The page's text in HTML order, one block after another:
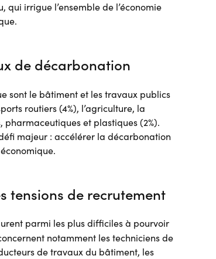
irrigue l’ensemble de l’économie
de décarbonation
sont le bâtiment et les travaux publics
routiers (4%), l’agriculture, la
pharmaceutiques et plastiques (2%).
majeur : accélérer la décarbonation
tensions de recrutement
parmi les plus difficiles à pourvoir
notamment les techniciens de
de travaux du bâtiment, les